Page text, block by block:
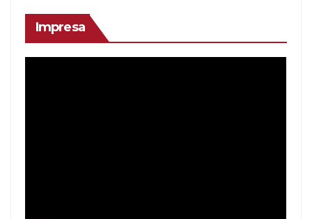
Impresa